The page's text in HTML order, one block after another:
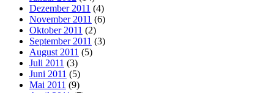
Dezember 2011 (4)
November 2011 (6)
Oktober 2011 (2)
September 2011 (3)
August 2011 (5)
Juli 2011 (3)
Juni 2011 (5)
Mai 2011 (9)